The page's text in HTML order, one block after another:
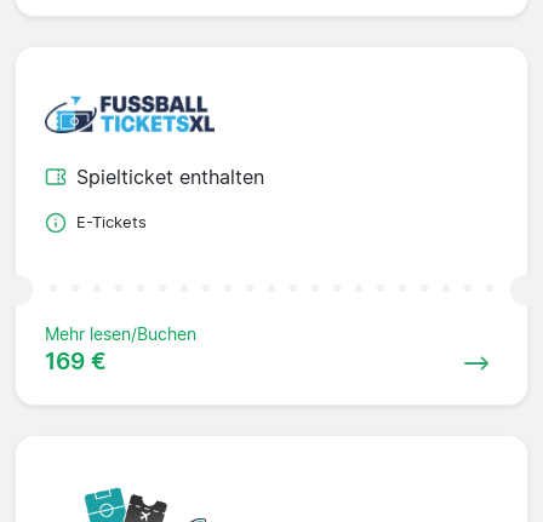
Spielticket enthalten
E-Tickets
Mehr lesen/Buchen
169 €